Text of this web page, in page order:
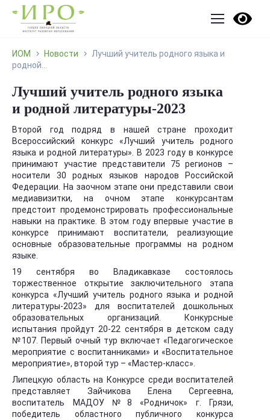
ИОМ Новости
Лучший учитель родного языка и
родной...
Лучший учитель родного языка
и родной литературы-2023
Второй год подряд в нашей стране проходит
Всероссийский конкурс «Лучший учитель родного
языка и родной литературы». В 2023 году в конкурсе
принимают участие представители 75 регионов –
носители 30 родных языков народов Российской
Федерации. На заочном этапе они представили свои
медиавизитки, на очном этапе конкурсантам
предстоит продемонстрировать профессиональные
навыки на практике. В этом году впервые участие в
конкурсе принимают воспитатели, реализующие
основные образовательные программы на родном
языке.
19 сентября во Владикавказе состоялось
торжественное открытие заключительного этапа
конкурса «Лучший учитель родного языка и родной
литературы-2023» для воспитателей дошкольных
образовательных организаций. Конкурсные
испытания пройдут 20-22 сентября в детском саду
№107. Первый очный тур включает «Педагогическое
мероприятие с воспитанниками» и «Воспитательное
мероприятие», второй тур – «Мастер-класс».
Липецкую область на Конкурсе среди воспитателей
представляет Зайчикова Елена Сергеевна,
воспитатель МАДОУ №8 «Родничок» г. Грязи,
победитель областного публичного конкурса